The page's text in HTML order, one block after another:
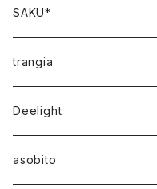
SAKU*
trangia
Deelight
asobito